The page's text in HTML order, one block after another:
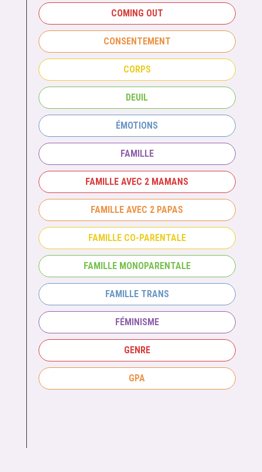
COMING OUT
CONSENTEMENT
CORPS
DEUIL
ÉMOTIONS
FAMILLE
FAMILLE AVEC 2 MAMANS
FAMILLE AVEC 2 PAPAS
FAMILLE CO-PARENTALE
FAMILLE MONOPARENTALE
FAMILLE TRANS
FÉMINISME
GENRE
GPA